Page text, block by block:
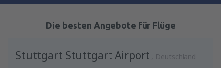
Die besten Angebote für Flüge
Stuttgart Stuttgart Airport Deutschland